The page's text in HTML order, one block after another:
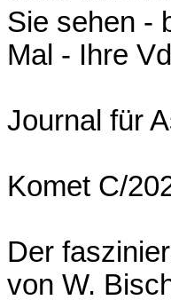
Sie sehen -
Mal - Ihre
Journal für
Komet C/
Der
von W.